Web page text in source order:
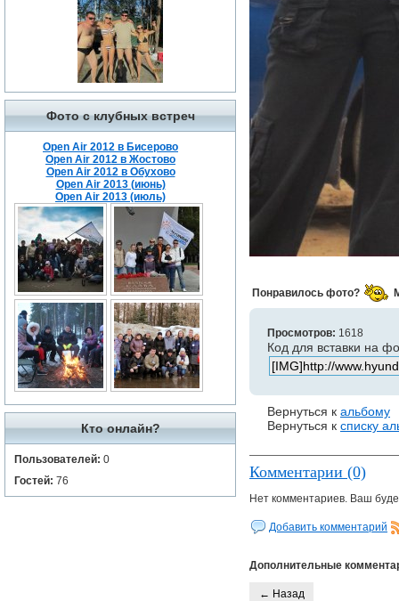
Фото с клубных встреч
Open Air 2012 в Бисерово
Open Air 2012 в Жостово
Open Air 2012 в Обухово
Open Air 2013 (июнь)
Open Air 2013 (июль)
Кто онлайн?
Пользователей: 0
Гостей: 76
Понравилось фото?
Просмотров: 1618
Код для вставки на
Вернуться к альбому
Вернуться к списку
Комментарии (0)
Нет комментариев. Ваш
Добавить комментарий
Дополнительные
← Назад